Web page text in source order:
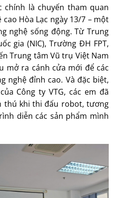
chính là chuyến tham quan
Hòa Lạc ngày 13/7 – một
nghệ sống động. Từ Trung
gia (NIC), Trường ĐH FPT,
Trung tâm Vũ trụ Việt Nam
mở ra cánh cửa mới để các
nghệ đỉnh cao. Và đặc biệt,
Công ty VTG, các em đã
thú khi thi đấu robot, tương
diễn các sản phẩm mình